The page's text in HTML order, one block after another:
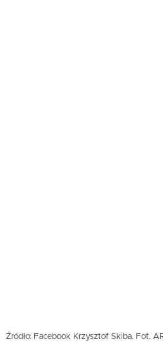
Źródło: Facebook Krzysztof Skiba. Fot.